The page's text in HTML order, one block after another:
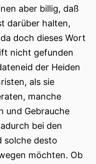
aber billig, daß
darüber halten,
doch dieses Wort
nicht gefunden
der Heiden
als sie
manche
und Gebrauche
bei den
solche desto
möchten. Ob